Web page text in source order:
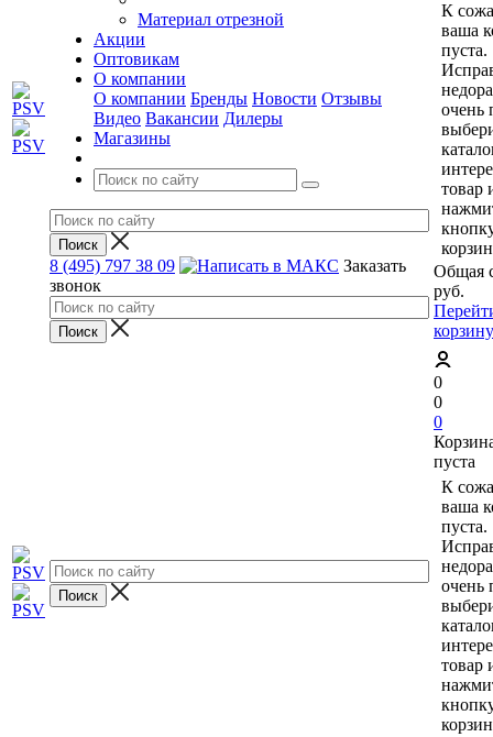
Материал отрезной
Акции
Оптовикам
О компании
О компании Бренды Новости Отзывы
Видео Вакансии Дилеры
Магазины
8 (495) 797 38 09
Заказать
звонок
К
ваша
пуста.
очень
товар
Общая
руб.
корзину
0
0
0
пуста
К
ваша
пуста.
очень
товар